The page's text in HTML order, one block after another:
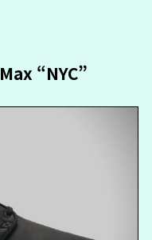
“NYC”